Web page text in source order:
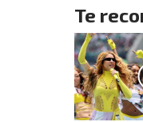
Te